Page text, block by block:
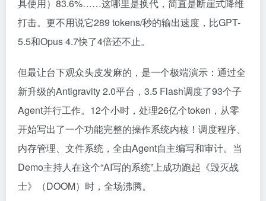
具使用）83.6%……这哪里是换代，简直是断崖式降维
打击。更不用说它289 tokens/秒的输出速度，比GPT-
5.5和Opus 4.7快了4倍还不止。
但最让台下观众头皮发麻的，是一个极端演示：通过全
新升级的Antigravity 2.0平台，3.5 Flash调度了93个子
Agent并行工作。12个小时，处理26亿个token，从零
开始写出了一个功能完整的操作系统内核！调度程序、
内存管理、文件系统，全由Agent自主编写和审计。当
Demo主持人在这个“AI写的系统”上成功跑起《毁灭战
士》（DOOM）时，全场沸腾。